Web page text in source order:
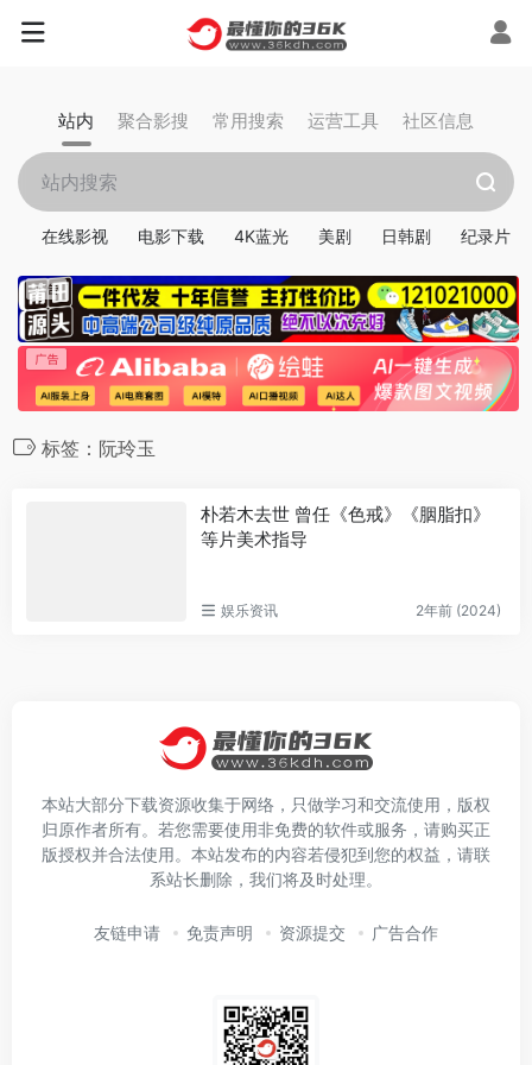
站内 聚合影搜 常用搜索 运营工具 社区信息
在线影视 电影下载 4K蓝光 美剧 日韩剧 纪录片
标签：阮玲玉
朴若木去世 曾任《色戒》《胭脂扣》
等片美术指导
娱乐资讯 2年前 (2024)
本站大部分下载资源收集于网络，只做学习和交流使用，版权
归原作者所有。若您需要使用非免费的软件或服务，请购买正
版授权并合法使用。本站发布的内容若侵犯到您的权益，请联
系站长删除，我们将及时处理。
友链申请 免责声明 资源提交 广告合作